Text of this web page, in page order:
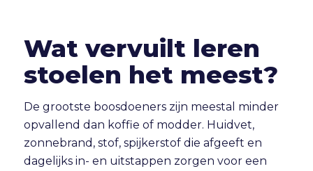
Wat vervuilt leren
stoelen het meest?
De grootste boosdoeners zijn meestal minder
opvallend dan koffie of modder. Huidvet,
zonnebrand, stof, spijkerstof die afgeeft en
dagelijks in- en uitstappen zorgen voor een